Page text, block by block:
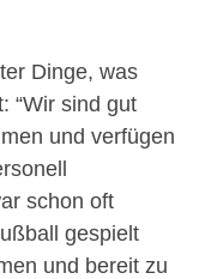
Dinge, was
“Wir sind gut
und verfügen
schon oft
gespielt
und bereit zu